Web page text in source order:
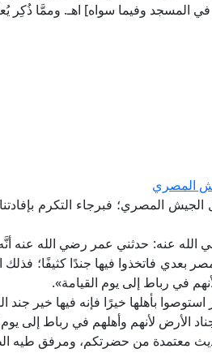
المسجد وفيما سواه] اهـ. وممَّا ذُكِر
المصري
المصري؛ فبرجاء التكرم
عنه: حدثني عمر رضي الله عنه
بعدي فاتخذوا فيها جندًا كثيفًا؛
في رباط إلى يوم القيامة».
معتمدة من حضرتكم، ومرفق طيه